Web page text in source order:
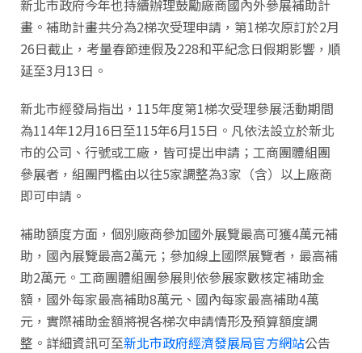
新北市政府今年也持續辦理鼓勵廠商國內外參展補助計
畫。補助計畫共分為2梯次受理申請，第1梯次原訂於2月
26日截止，考量春節連假及228和平紀念日假期影響，順
延至3月13日。
新北市經發局指出，115年度第1梯次受理參展活動期間
為114年12月16日至115年6月15日。凡依法設立於新北
市的公司、行號或工廠，皆可提出申請；工商團體組團
參展者，組團門檻由以往5家調整為3家（含）以上廠商
即可申請。
補助額度方面，個別廠商參加國外展覽最高可獲4萬元補
助，國內展覽最高2萬元；參加線上國際展覽者，最高補
助2萬元。工商團體組團參展則依參展家數核定補助金
額，國外每家最高補助8萬元、國內每家最高補助4萬
元，實際補助金額將視各梯次申請情形及預算額度調
整。詳細資訊可至新北市政府經濟發展局官方網站公告